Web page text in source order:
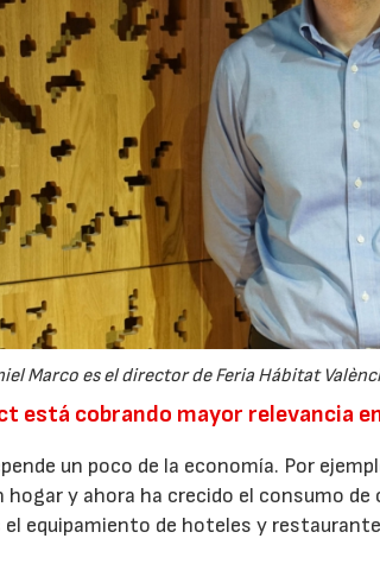
Marco es el director de Feria Hábitat
está cobrando mayor relevancia
un poco de la economía. Por
y ahora ha crecido el consumo
equipamiento de hoteles y